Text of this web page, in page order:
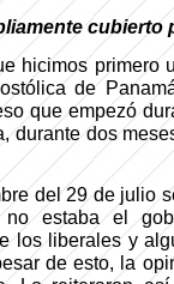
hicimos primero
de
que empezó
durante dos
del 29 de julio
no estaba el
los liberales y
de esto, la